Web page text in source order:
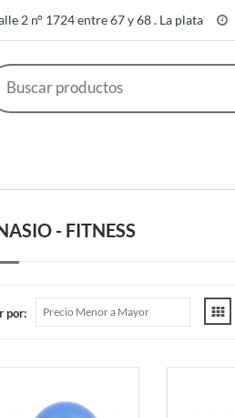
2 n° 1724 entre 67 y 68 . La plata
- FITNESS
por: